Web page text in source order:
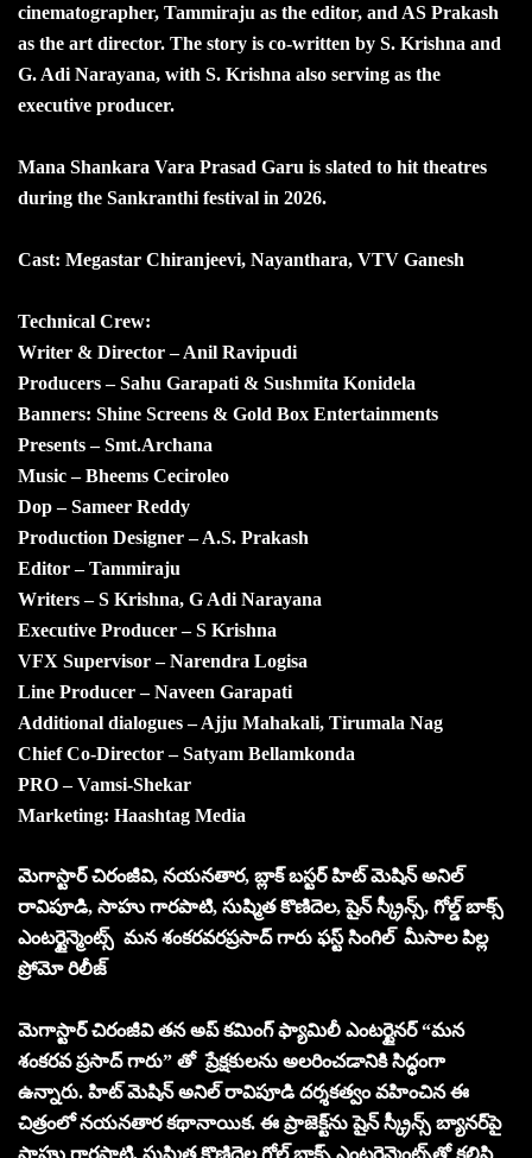
cinematographer, Tammiraju as the editor, and AS Prakash
as the art director. The story is co-written by S. Krishna and
G. Adi Narayana, with S. Krishna also serving as the
executive producer.
Mana Shankara Vara Prasad Garu is slated to hit theatres
during the Sankranthi festival in 2026.
Cast: Megastar Chiranjeevi, Nayanthara, VTV Ganesh
Technical Crew:
Writer & Director – Anil Ravipudi
Producers – Sahu Garapati & Sushmita Konidela
Banners: Shine Screens & Gold Box Entertainments
Presents – Smt.Archana
Music – Bheems Ceciroleo
Dop – Sameer Reddy
Production Designer – A.S. Prakash
Editor – Tammiraju
Writers – S Krishna, G Adi Narayana
Executive Producer – S Krishna
VFX Supervisor – Narendra Logisa
Line Producer – Naveen Garapati
Additional dialogues – Ajju Mahakali, Tirumala Nag
Chief Co-Director – Satyam Bellamkonda
PRO – Vamsi-Shekar
Marketing: Haashtag Media
మెగాస్టార్ చిరంజీవి, నయనతార, బ్లాక్ బస్టర్ హిట్ మెషిన్ అనిల్
రావిపూడి, సాహు గారపాటి, సుష్మిత కొణిదెల, షైన్ స్క్రీన్స్, గోల్డ్ బాక్స్
ఎంటర్టైన్మెంట్స్ మన శంకరవరప్రసాద్ గారు ఫస్ట్ సింగిల్ మీసాల పిల్ల
ప్రోమో రిలీజ్
మెగాస్టార్ చిరంజీవి తన అప్ కమింగ్ ఫ్యామిలీ ఎంటర్టైనర్ “మన
శంకరవ ప్రసాద్ గారు” తో ప్రేక్షకులను అలరించడానికి సిద్ధంగా
ఉన్నారు. హిట్ మెషిన్ అనిల్ రావిపూడి దర్శకత్వం వహించిన ఈ
చిత్రంలో నయనతార కథానాయిక. ఈ ప్రాజెక్ట్‌ను షైన్ స్క్రీన్స్ బ్యానర్‌పై
సాహు గారపాటి, సుష్మిత కొణిదెల గోల్డ్ బాక్స్ ఎంటర్టైన్మెంట్స్‌తో కలిసి